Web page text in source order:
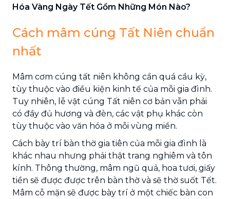
Hóa Vàng Ngày Tết Gồm Những Món Nào?
Cách mâm cúng Tất Niên chuẩn
nhất
Mâm cơm cúng tất niên không cần quá cầu kỳ,
tùy thuộc vào điều kiện kinh tế của mỗi gia đình.
Tuy nhiên, lễ vật cúng Tất niên cơ bản vẫn phải
có đầy đủ hương và đèn, các vật phụ khác còn
tùy thuộc vào văn hóa ở mỗi vùng miền.
Cách bày trí bàn thờ gia tiên của mỗi gia đình là
khác nhau nhưng phải thật trang nghiêm và tôn
kính. Thông thường, mâm ngũ quả, hoa tươi, giấy
tiền sẽ được được trên bàn thờ và sẽ thờ suốt Tết.
Mâm cỗ mặn sẽ được bày trí ở một chiếc bàn con